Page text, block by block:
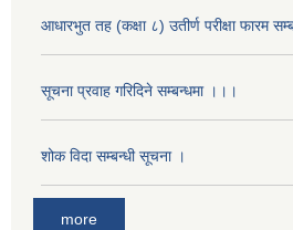
आधारभुत तह (कक्षा ८) उतीर्ण परीक्षा फारम
सूचना प्रवाह गरिदिने सम्बन्धमा ।।।
शोक विदा सम्बन्धी सूचना ।
more